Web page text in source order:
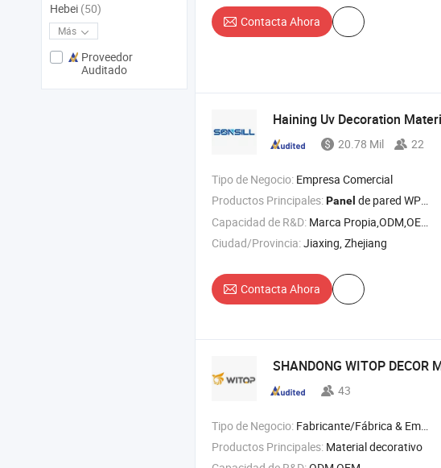
Contacta Ahora
Haining Uv Decoration
20.78 Mil 22
Tipo de Negocio: Empresa Comercial
Productos Principales:Panel de pared WPC , hoja de mármol de
Capacidad de R&D: Marca Propia,ODM,OEM
Ciudad/Provincia:Jiaxing, Zhejiang
Contacta Ahora
SHANDONG WITOP DECOR
43
Tipo de Negocio: Fabricante/Fábrica & Empresa Comercial
Productos Principales: Material decorativo
Hebei (50)
Más
Proveedor
Auditado